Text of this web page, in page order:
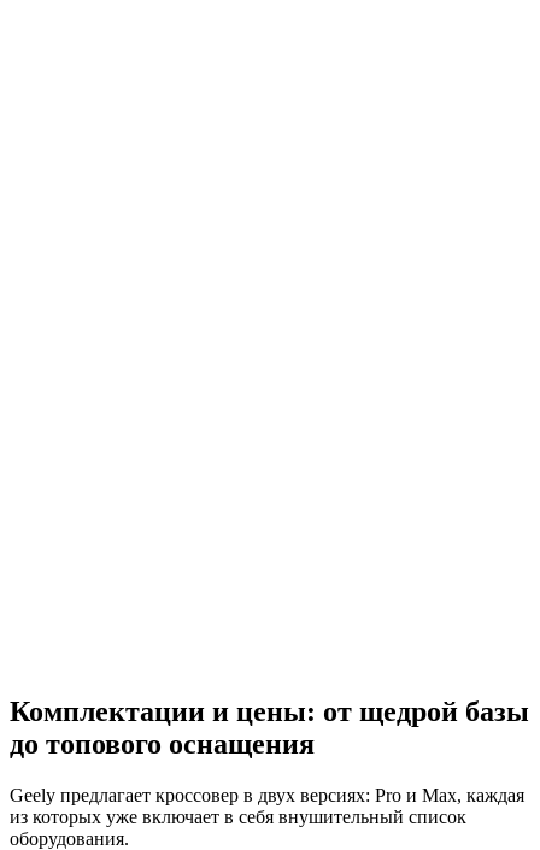
Комплектации и цены: от щедрой базы
до топового оснащения
Geely предлагает кроссовер в двух версиях: Pro и Max, каждая
из которых уже включает в себя внушительный список
оборудования.